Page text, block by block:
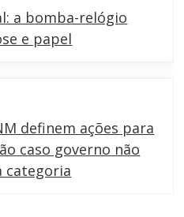
a bomba-relógio
e papel
definem ações para
caso governo não
categoria